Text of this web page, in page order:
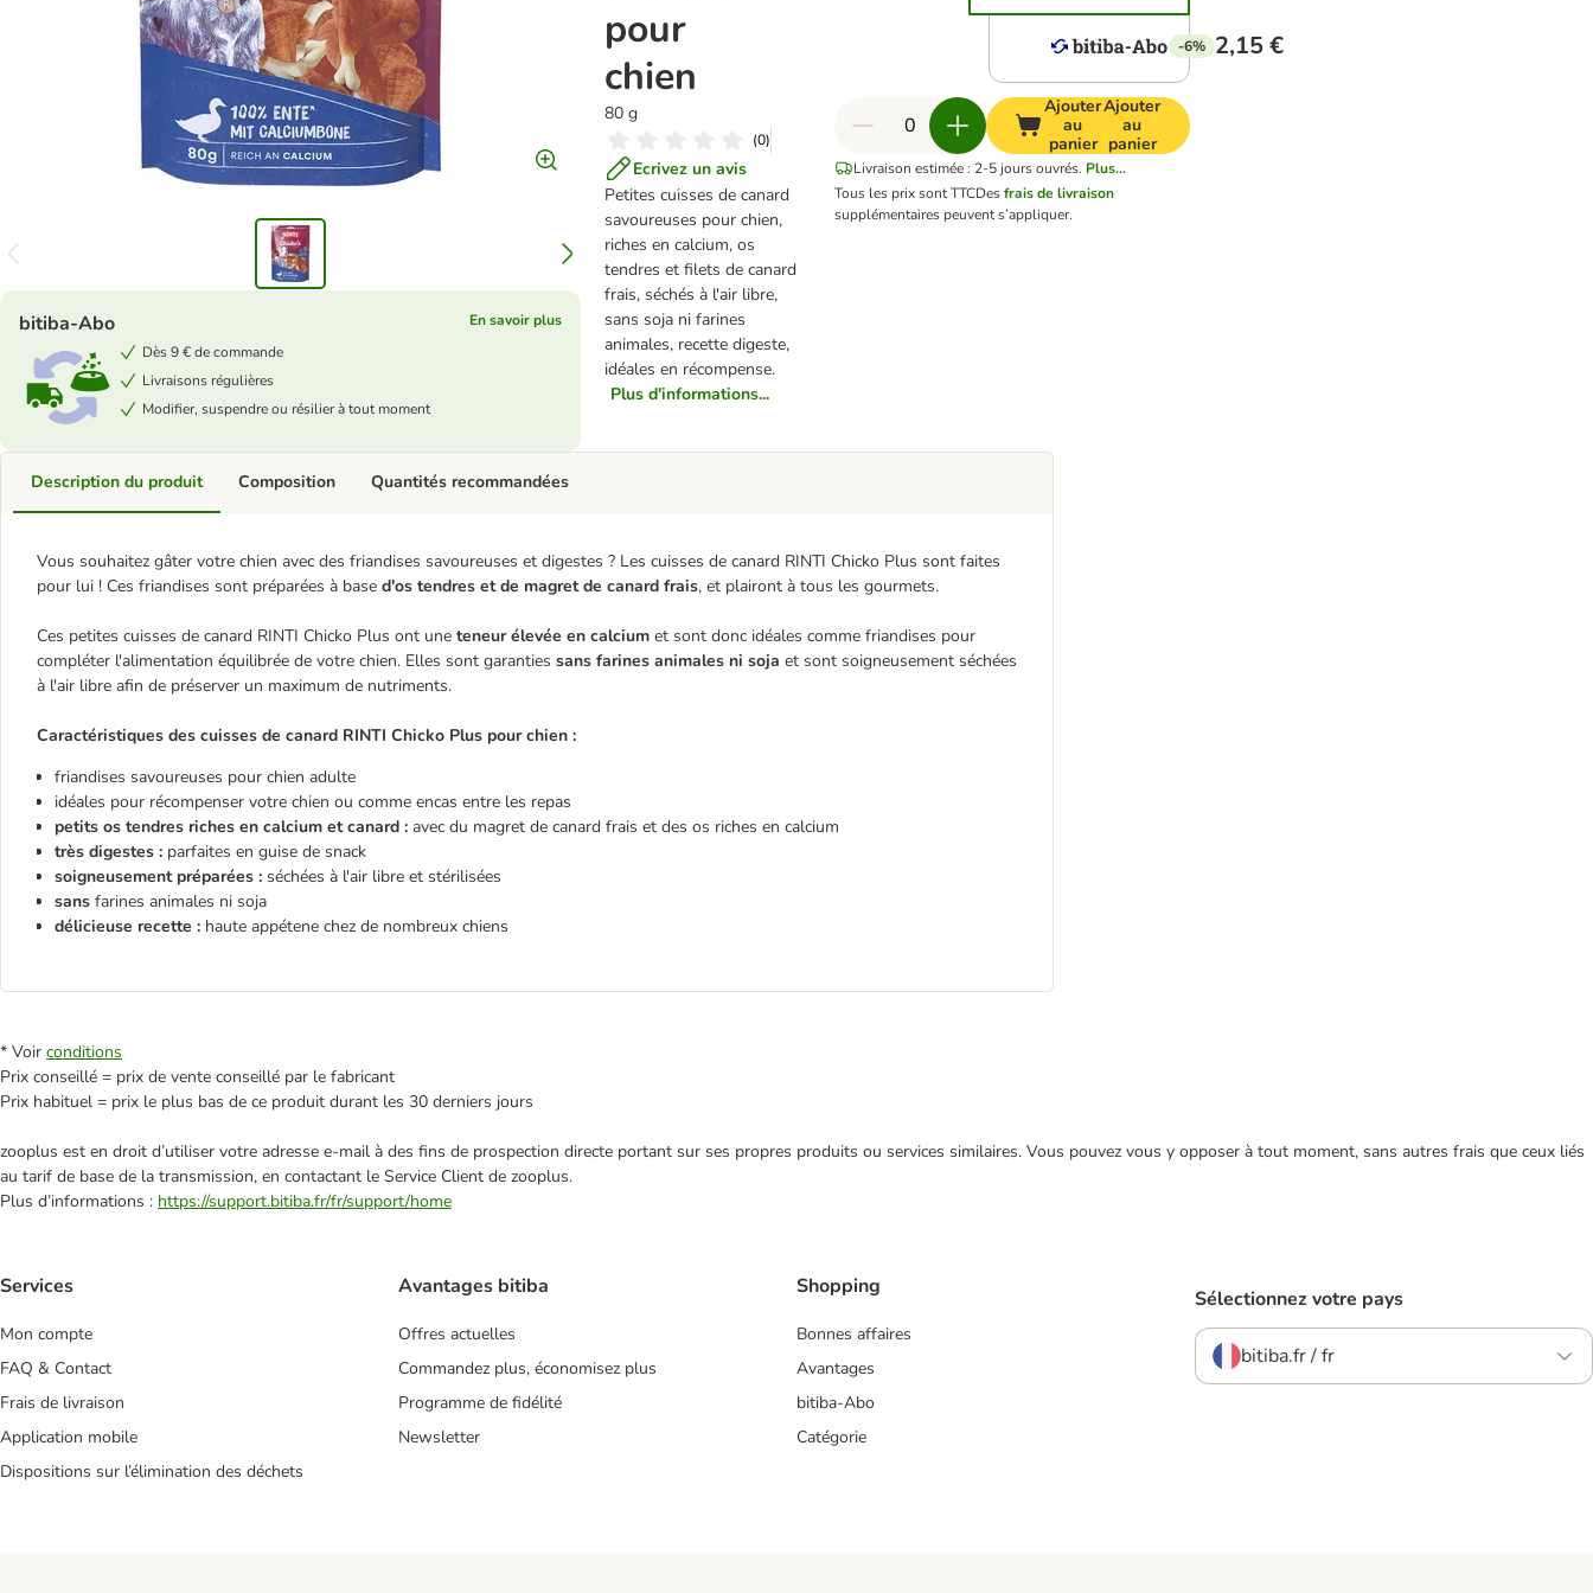
pour
chien
80 g
(0)
Ecrivez un avis
Petites cuisses de canard
savoureuses pour chien,
riches en calcium, os
tendres et filets de canard
frais, séchés à l'air libre,
sans soja ni farines
animales, recette digeste,
idéales en récompense.
Plus d'informations...
bitiba-Abo
En savoir plus
Dès 9 € de commande
Livraisons régulières
Modifier, suspendre ou résilier à tout moment
-6% 2,15 €
Ajouter
au
panier
Ajouter
au
panier
Livraison estimée : 2-5 jours ouvrés. Plus...
Tous les prix sont TTCDesfrais de livraison
supplémentaires peuvent s’appliquer.
Description du produit
Vous souhaitez gâter votre chien avec des friandises savoureuses et digestes ? Les cuisses de canard RINTI Chicko Plus sont faites
pour lui ! Ces friandises sont préparées à base d'os tendres et de magret de canard frais, et plairont à tous les gourmets.
Ces petites cuisses de canard RINTI Chicko Plus ont une teneur élevée en calcium et sont donc idéales comme friandises pour
compléter l'alimentation équilibrée de votre chien. Elles sont garanties sans farines animales ni soja et sont soigneusement séchées
à l'air libre afin de préserver un maximum de nutriments.
Caractéristiques des cuisses de canard RINTI Chicko Plus pour chien :
friandises savoureuses pour chien adulte
idéales pour récompenser votre chien ou comme encas entre les repas
petits os tendres riches en calcium et canard : avec du magret de canard frais et des os riches en calcium
très digestes : parfaites en guise de snack
soigneusement préparées : séchées à l'air libre et stérilisées
sans farines animales ni soja
délicieuse recette : haute appétene chez de nombreux chiens
Composition Quantités recommandées
* Voir conditions
Prix conseillé = prix de vente conseillé par le fabricant
Prix habituel = prix le plus bas de ce produit durant les 30 derniers jours
zooplus est en droit d’utiliser votre adresse e‑mail à des fins de prospection directe portant sur ses propres produits ou services similaires. Vous pouvez vous y opposer à tout moment, sans autres frais que ceux liés
au tarif de base de la transmission, en contactant le Service Client de zooplus.
Plus d’informations : https://support.bitiba.fr/fr/support/home
Services
Mon compte
FAQ & Contact
Frais de livraison
Application mobile
Dispositions sur l’élimination des déchets
Avantages bitiba
Offres actuelles
Commandez plus, économisez plus
Programme de fidélité
Newsletter
Shopping
Bonnes affaires
Avantages
bitiba-Abo
Catégorie
Sélectionnez votre pays
bitiba.fr / fr